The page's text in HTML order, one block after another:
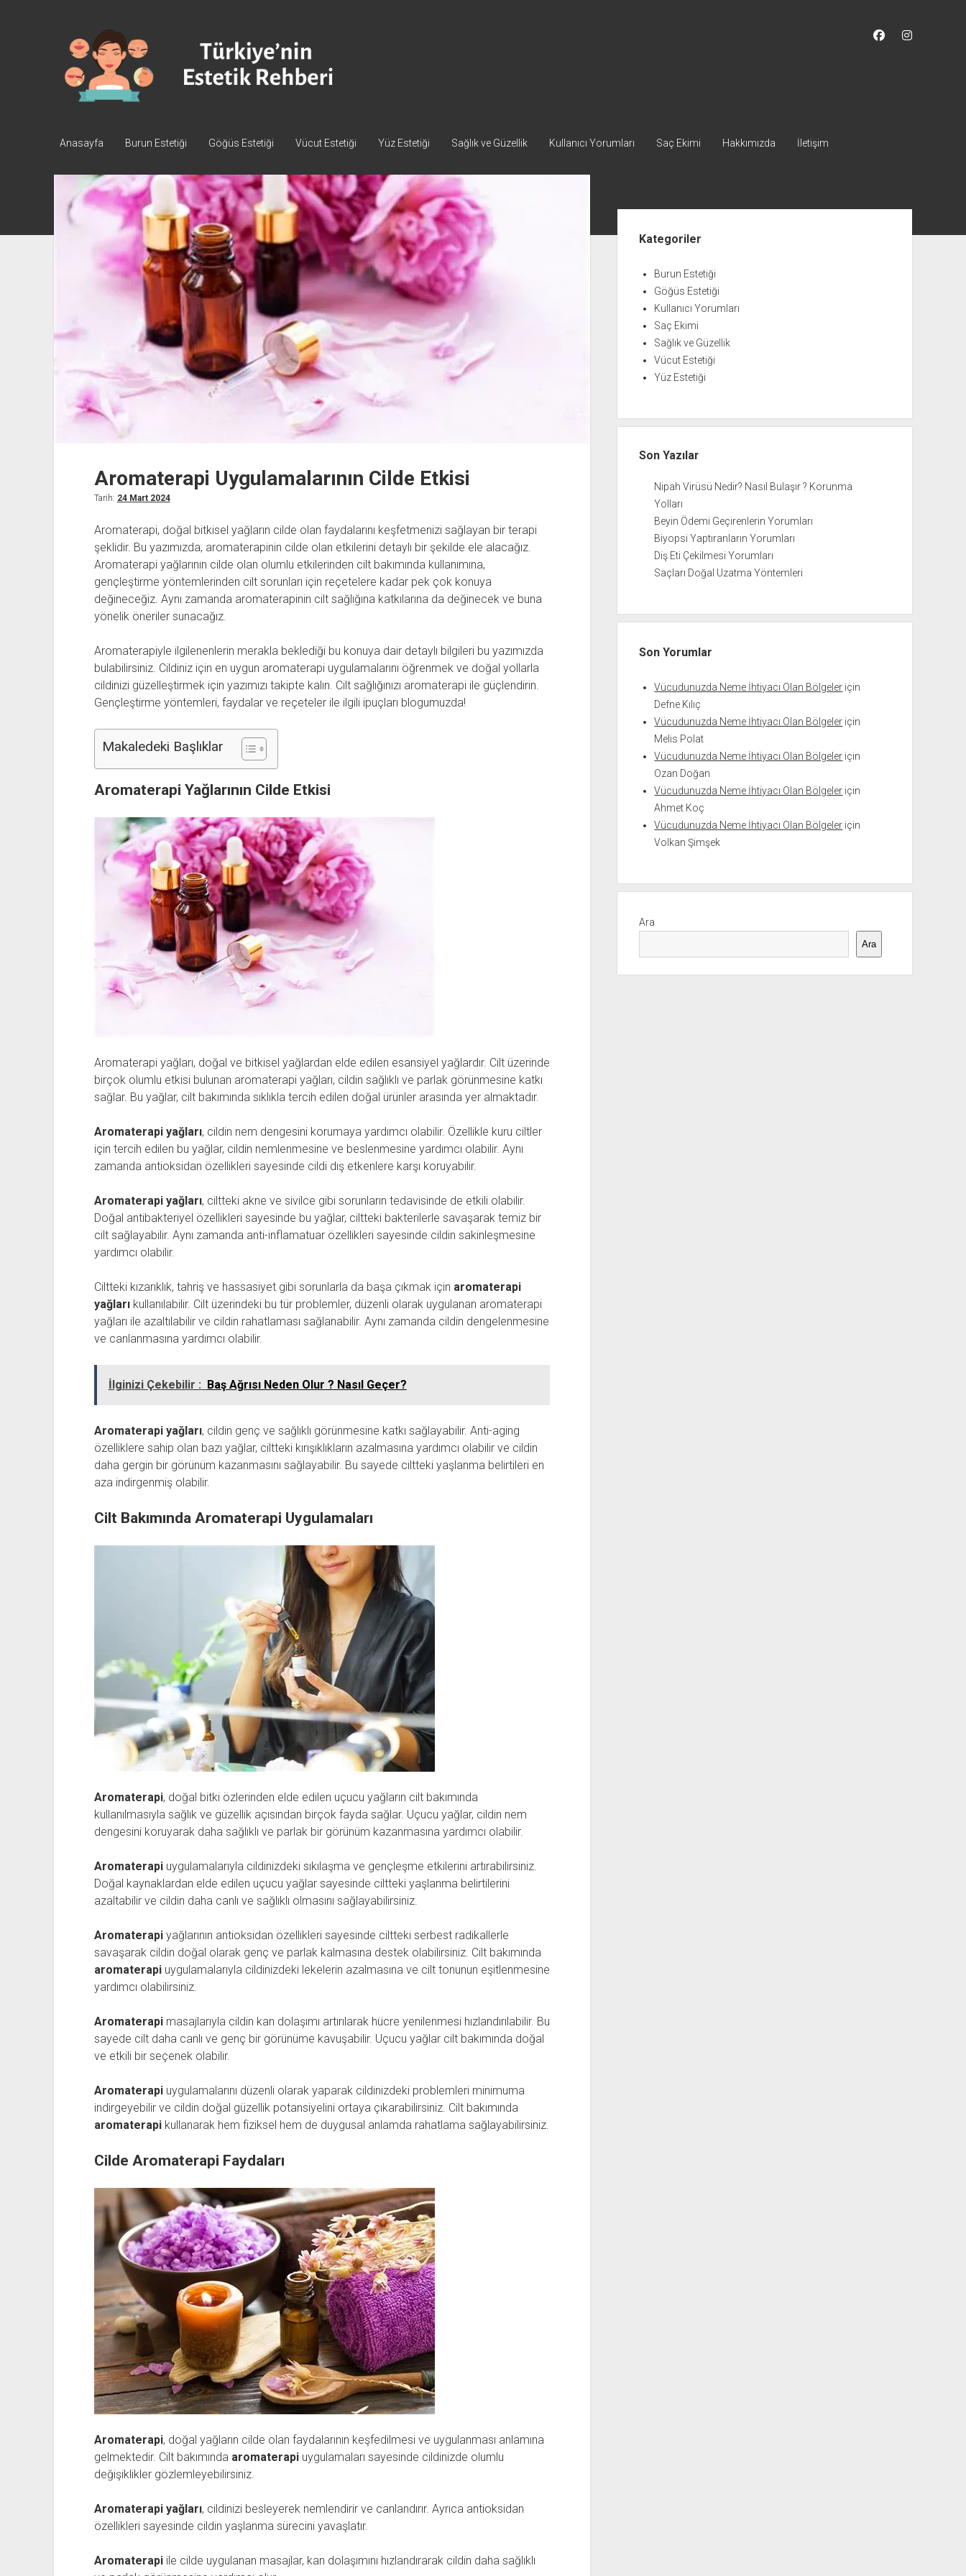
Türkiye'nin
Estetik
Rehberi
facebookinstagram
Anasayfa Burun Estetiği Göğüs Estetiği Vücut Estetiği Yüz Estetiği Sağlık ve Güzellik Kullanıcı Yorumları Saç Ekimi Hakkımızda İletişim
Aromaterapi Uygulamalarının Cilde Etkisi
Tarih: 24 Mart 2024
Aromaterapi, doğal bitkisel yağların cilde olan faydalarını keşfetmenizi sağlayan bir terapi
şeklidir. Bu yazımızda, aromaterapinin cilde olan etkilerini detaylı bir şekilde ele alacağız.
Aromaterapi yağlarının cilde olan olumlu etkilerinden cilt bakımında kullanımına,
gençleştirme yöntemlerinden cilt sorunları için reçetelere kadar pek çok konuya
değineceğiz. Aynı zamanda aromaterapinin cilt sağlığına katkılarına da değinecek ve buna
yönelik öneriler sunacağız.
Aromaterapiyle ilgilenenlerin merakla beklediği bu konuya dair detaylı bilgileri bu yazımızda
bulabilirsiniz. Cildiniz için en uygun aromaterapi uygulamalarını öğrenmek ve doğal yollarla
cildinizi güzelleştirmek için yazımızı takipte kalın. Cilt sağlığınızı aromaterapi ile güçlendirin.
Gençleştirme yöntemleri, faydalar ve reçeteler ile ilgili ipuçları blogumuzda!
Makaledeki Başlıklar
Aromaterapi Yağlarının Cilde Etkisi
Aromaterapi yağları, doğal ve bitkisel yağlardan elde edilen esansiyel yağlardır. Cilt üzerinde
birçok olumlu etkisi bulunan aromaterapi yağları, cildin sağlıklı ve parlak görünmesine katkı
sağlar. Bu yağlar, cilt bakımında sıklıkla tercih edilen doğal ürünler arasında yer almaktadır.
Aromaterapi yağları, cildin nem dengesini korumaya yardımcı olabilir. Özellikle kuru ciltler
için tercih edilen bu yağlar, cildin nemlenmesine ve beslenmesine yardımcı olabilir. Aynı
zamanda antioksidan özellikleri sayesinde cildi dış etkenlere karşı koruyabilir.
Aromaterapi yağları, ciltteki akne ve sivilce gibi sorunların tedavisinde de etkili olabilir.
Doğal antibakteriyel özellikleri sayesinde bu yağlar, ciltteki bakterilerle savaşarak temiz bir
cilt sağlayabilir. Aynı zamanda anti-inflamatuar özellikleri sayesinde cildin sakinleşmesine
yardımcı olabilir.
Ciltteki kızarıklık, tahriş ve hassasiyet gibi sorunlarla da başa çıkmak için aromaterapi
yağlarıkullanılabilir. Cilt üzerindeki bu tür problemler, düzenli olarak uygulanan aromaterapi
yağları ile azaltılabilir ve cildin rahatlaması sağlanabilir. Aynı zamanda cildin dengelenmesine
ve canlanmasına yardımcı olabilir.
İlginizi Çekebilir : Baş Ağrısı Neden Olur ? Nasıl Geçer?
Aromaterapi yağları, cildin genç ve sağlıklı görünmesine katkı sağlayabilir. Anti-aging
özelliklere sahip olan bazı yağlar, ciltteki kırışıklıkların azalmasına yardımcı olabilir ve cildin
daha gergin bir görünüm kazanmasını sağlayabilir. Bu sayede ciltteki yaşlanma belirtileri en
aza indirgenmiş olabilir.
Cilt Bakımında Aromaterapi Uygulamaları
Aromaterapi, doğal bitki özlerinden elde edilen uçucu yağların cilt bakımında
kullanılmasıyla sağlık ve güzellik açısından birçok fayda sağlar. Uçucu yağlar, cildin nem
dengesini koruyarak daha sağlıklı ve parlak bir görünüm kazanmasına yardımcı olabilir.
Aromaterapiuygulamalarıyla cildinizdeki sıkılaşma ve gençleşme etkilerini artırabilirsiniz.
Doğal kaynaklardan elde edilen uçucu yağlar sayesinde ciltteki yaşlanma belirtilerini
azaltabilir ve cildin daha canlı ve sağlıklı olmasını sağlayabilirsiniz.
Aromaterapiyağlarının antioksidan özellikleri sayesinde ciltteki serbest radikallerle
savaşarak cildin doğal olarak genç ve parlak kalmasına destek olabilirsiniz. Cilt bakımında
aromaterapiuygulamalarıyla cildinizdeki lekelerin azalmasına ve cilt tonunun eşitlenmesine
yardımcı olabilirsiniz.
Aromaterapimasajlarıyla cildin kan dolaşımı artırılarak hücre yenilenmesi hızlandırılabilir. Bu
sayede cilt daha canlı ve genç bir görünüme kavuşabilir. Uçucu yağlar cilt bakımında doğal
ve etkili bir seçenek olabilir.
Aromaterapiuygulamalarını düzenli olarak yaparak cildinizdeki problemleri minimuma
indirgeyebilir ve cildin doğal güzellik potansiyelini ortaya çıkarabilirsiniz. Cilt bakımında
aromaterapikullanarak hem fiziksel hem de duygusal anlamda rahatlama sağlayabilirsiniz.
Cilde Aromaterapi Faydaları
Aromaterapi, doğal yağların cilde olan faydalarının keşfedilmesi ve uygulanması anlamına
gelmektedir. Cilt bakımında aromaterapiuygulamaları sayesinde cildinizde olumlu
değişiklikler gözlemleyebilirsiniz.
Aromaterapi yağları, cildinizi besleyerek nemlendirir ve canlandırır. Ayrıca antioksidan
özellikleri sayesinde cildin yaşlanma sürecini yavaşlatır.
Aromaterapiile cilde uygulanan masajlar, kan dolaşımını hızlandırarak cildin daha sağlıklı
MenüKategoriler
Burun Estetiği
Göğüs Estetiği
Kullanıcı Yorumları
Saç Ekimi
Sağlık ve Güzellik
Vücut Estetiği
Yüz Estetiği
Son Yazılar
Nipah Virüsü Nedir? Nasıl Bulaşır ? Korunma
Yolları
Beyin Ödemi Geçirenlerin Yorumları
Biyopsi Yaptıranların Yorumları
Diş Eti Çekilmesi Yorumları
Saçları Doğal Uzatma Yöntemleri
Son Yorumlar
Vücudunuzda Neme İhtiyacı Olan Bölgeler için
Defne Kılıç
Vücudunuzda Neme İhtiyacı Olan Bölgeler için
Melis Polat
Vücudunuzda Neme İhtiyacı Olan Bölgeler için
Ozan Doğan
Vücudunuzda Neme İhtiyacı Olan Bölgeler için
Ahmet Koç
Vücudunuzda Neme İhtiyacı Olan Bölgeler için
Volkan Şimşek
Ara
Ara